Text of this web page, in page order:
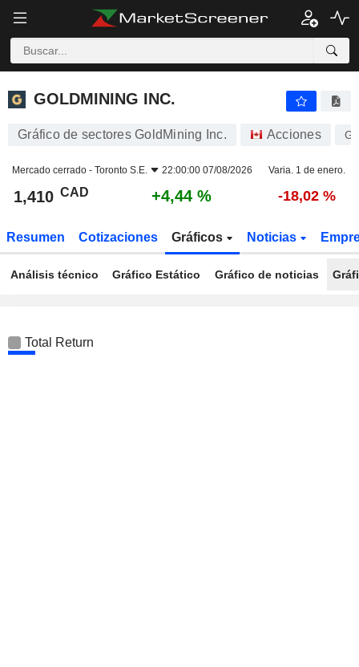
GOLDMINING INC.
GOLDMINING INC.
Gráfico de sectores GoldMining Inc. Acciones
Mercado cerrado - Toronto S.E. 22:00:00 07/08/2026 Varia. 1 de enero.
1,410 CAD +4,44 % -18,02 %
Resumen Cotizaciones Gráficos Noticias
Análisis técnico Gráfico Estático Gráfico de noticias
Total Return